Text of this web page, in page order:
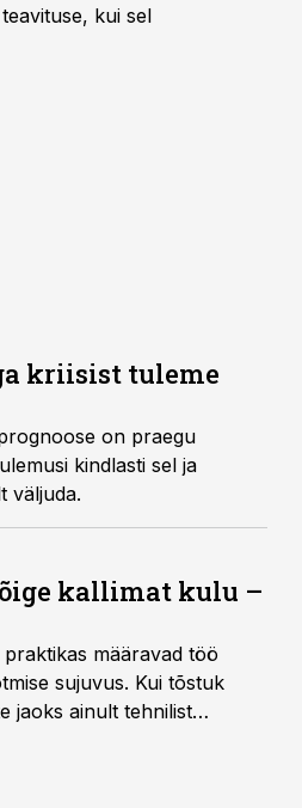
kui sel
kriisist tuleme
on praegu
kindlasti sel ja
väljuda.
kallimat kulu –
määravad töö
sujuvus. Kui tõstuk
jaoks ainult tehnilist